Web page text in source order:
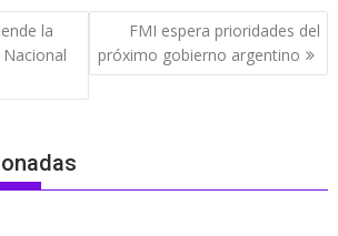
la
FMI espera prioridades del
próximo gobierno argentino